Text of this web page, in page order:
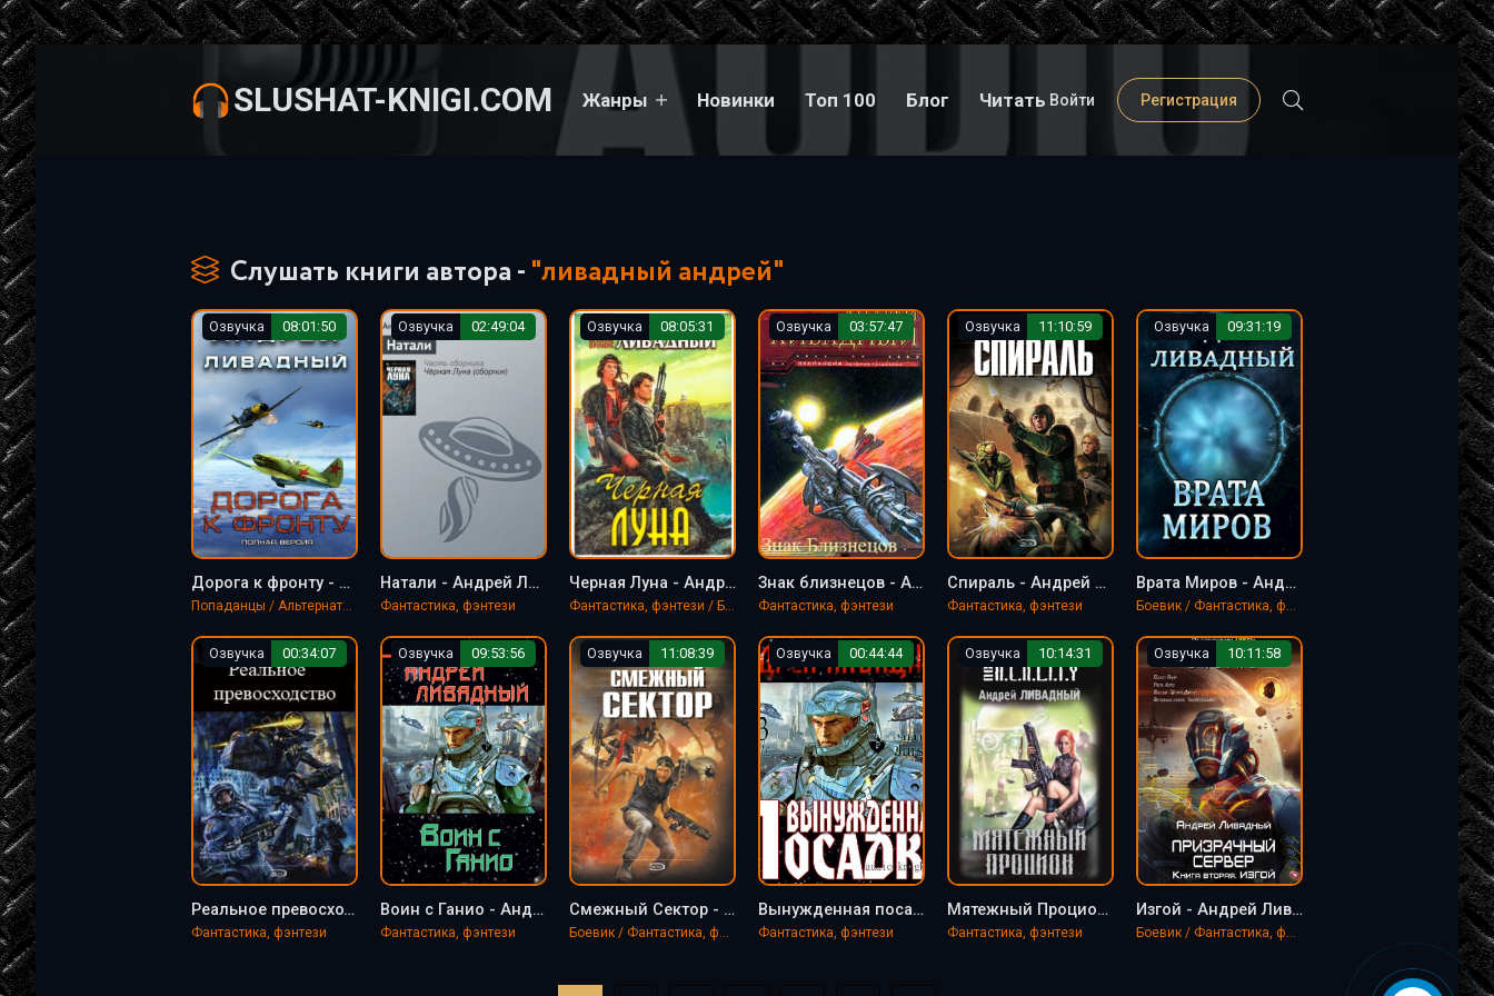
SLUSHAT-KNIGI.COM Жанры Новинки Топ 100 Блог Читать Войти Регистрация
Слушать книги автора -"ливадный андрей"
Озвучка 08:01:50
Дорога к фронту - Андрей Ливадный
Попаданцы / Альтернативная история
Озвучка 02:49:04
Натали - Андрей Ливадный
Фантастика, фэнтези
Озвучка 08:05:31
Черная Луна - Андрей Ливадный
Фантастика, фэнтези / Боевик
Озвучка 03:57:47
Знак близнецов - Андрей Ливадный
Фантастика, фэнтези
Озвучка 11:10:59
Спираль - Андрей Ливадный
Фантастика, фэнтези
Озвучка 09:31:19
Врата Миров - Андрей Ливадный
Боевик / Фантастика, фэнтези
Озвучка 00:34:07
Реальное превосходство - Андрей Ливадный
Фантастика, фэнтези
Озвучка 09:53:56
Воин с Ганио - Андрей Ливадный
Фантастика, фэнтези
Озвучка 11:08:39
Смежный Сектор - Андрей Ливадный
Боевик / Фантастика, фэнтези
Озвучка 00:44:44
Вынужденная посадка - Андрей Ливадный
Фантастика, фэнтези
Озвучка 10:14:31
Мятежный Процион - Андрей Ливадный
Фантастика, фэнтези
Озвучка 10:11:58
Изгой - Андрей Ливадный
Боевик / Фантастика, фэнтези / LitRPG / EVE online